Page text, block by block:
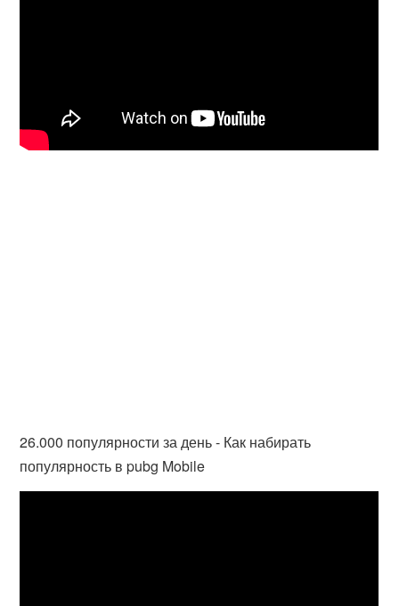
26.000 популярности за день - Как набирать
популярность в pubg Mobile